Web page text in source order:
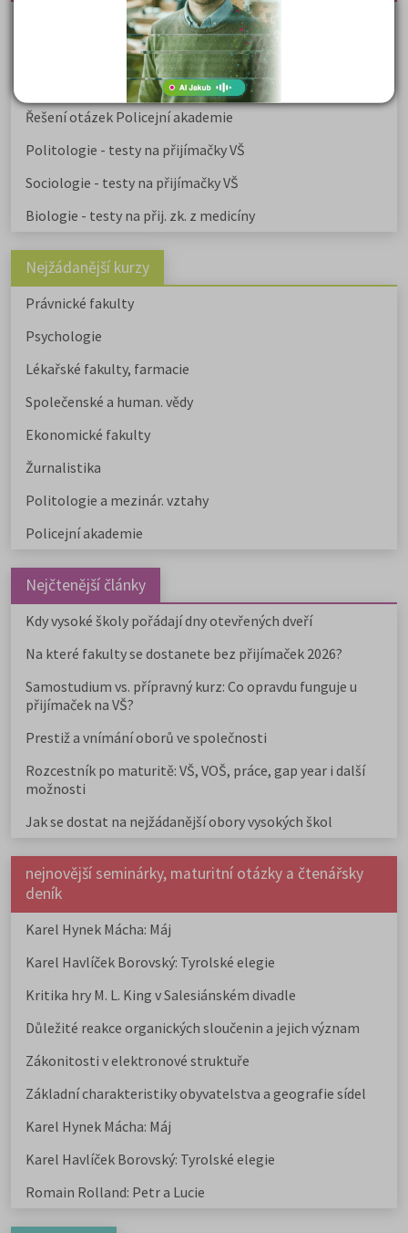
Učebnice a testy právnické fakulty
Psychologie - podklady pro přijímačky
Přijímací zkoušky z matematiky na VŠE Praha
Řešení otázek Policejní akademie
Politologie - testy na přijímačky VŠ
Sociologie - testy na přijímačky VŠ
Biologie - testy na přij. zk. z medicíny
Nejžádanější kurzy
Právnické fakulty
Psychologie
Lékařské fakulty, farmacie
Společenské a human. vědy
Ekonomické fakulty
Žurnalistika
Politologie a mezinár. vztahy
Policejní akademie
Nejčtenější články
Kdy vysoké školy pořádají dny otevřených dveří
Na které fakulty se dostanete bez přijímaček 2026?
Samostudium vs. přípravný kurz: Co opravdu funguje u
přijímaček na VŠ?
Prestiž a vnímání oborů ve společnosti
Rozcestník po maturitě: VŠ, VOŠ, práce, gap year i další
možnosti
Jak se dostat na nejžádanější obory vysokých škol
nejnovější seminárky, maturitní otázky a čtenářsky
deník
Karel Hynek Mácha: Máj
Karel Havlíček Borovský: Tyrolské elegie
Kritika hry M. L. King v Salesiánském divadle
Důležité reakce organických sloučenin a jejich význam
Zákonitosti v elektronové struktuře
Základní charakteristiky obyvatelstva a geografie sídel
Karel Hynek Mácha: Máj
Karel Havlíček Borovský: Tyrolské elegie
Romain Rolland: Petr a Lucie